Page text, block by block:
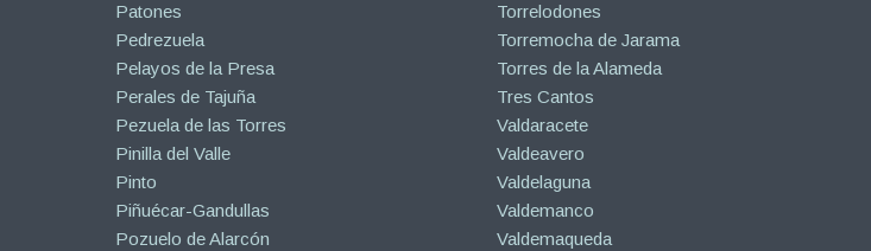
Patones
Pedrezuela
Pelayos de la Presa
Perales de Tajuña
Pezuela de las Torres
Pinilla del Valle
Pinto
Piñuécar-Gandullas
Pozuelo de Alarcón
Torrelodones
Torremocha de Jarama
Torres de la Alameda
Tres Cantos
Valdaracete
Valdeavero
Valdelaguna
Valdemanco
Valdemaqueda